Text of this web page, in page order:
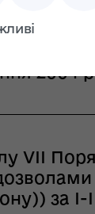
6
VІІ
за І-